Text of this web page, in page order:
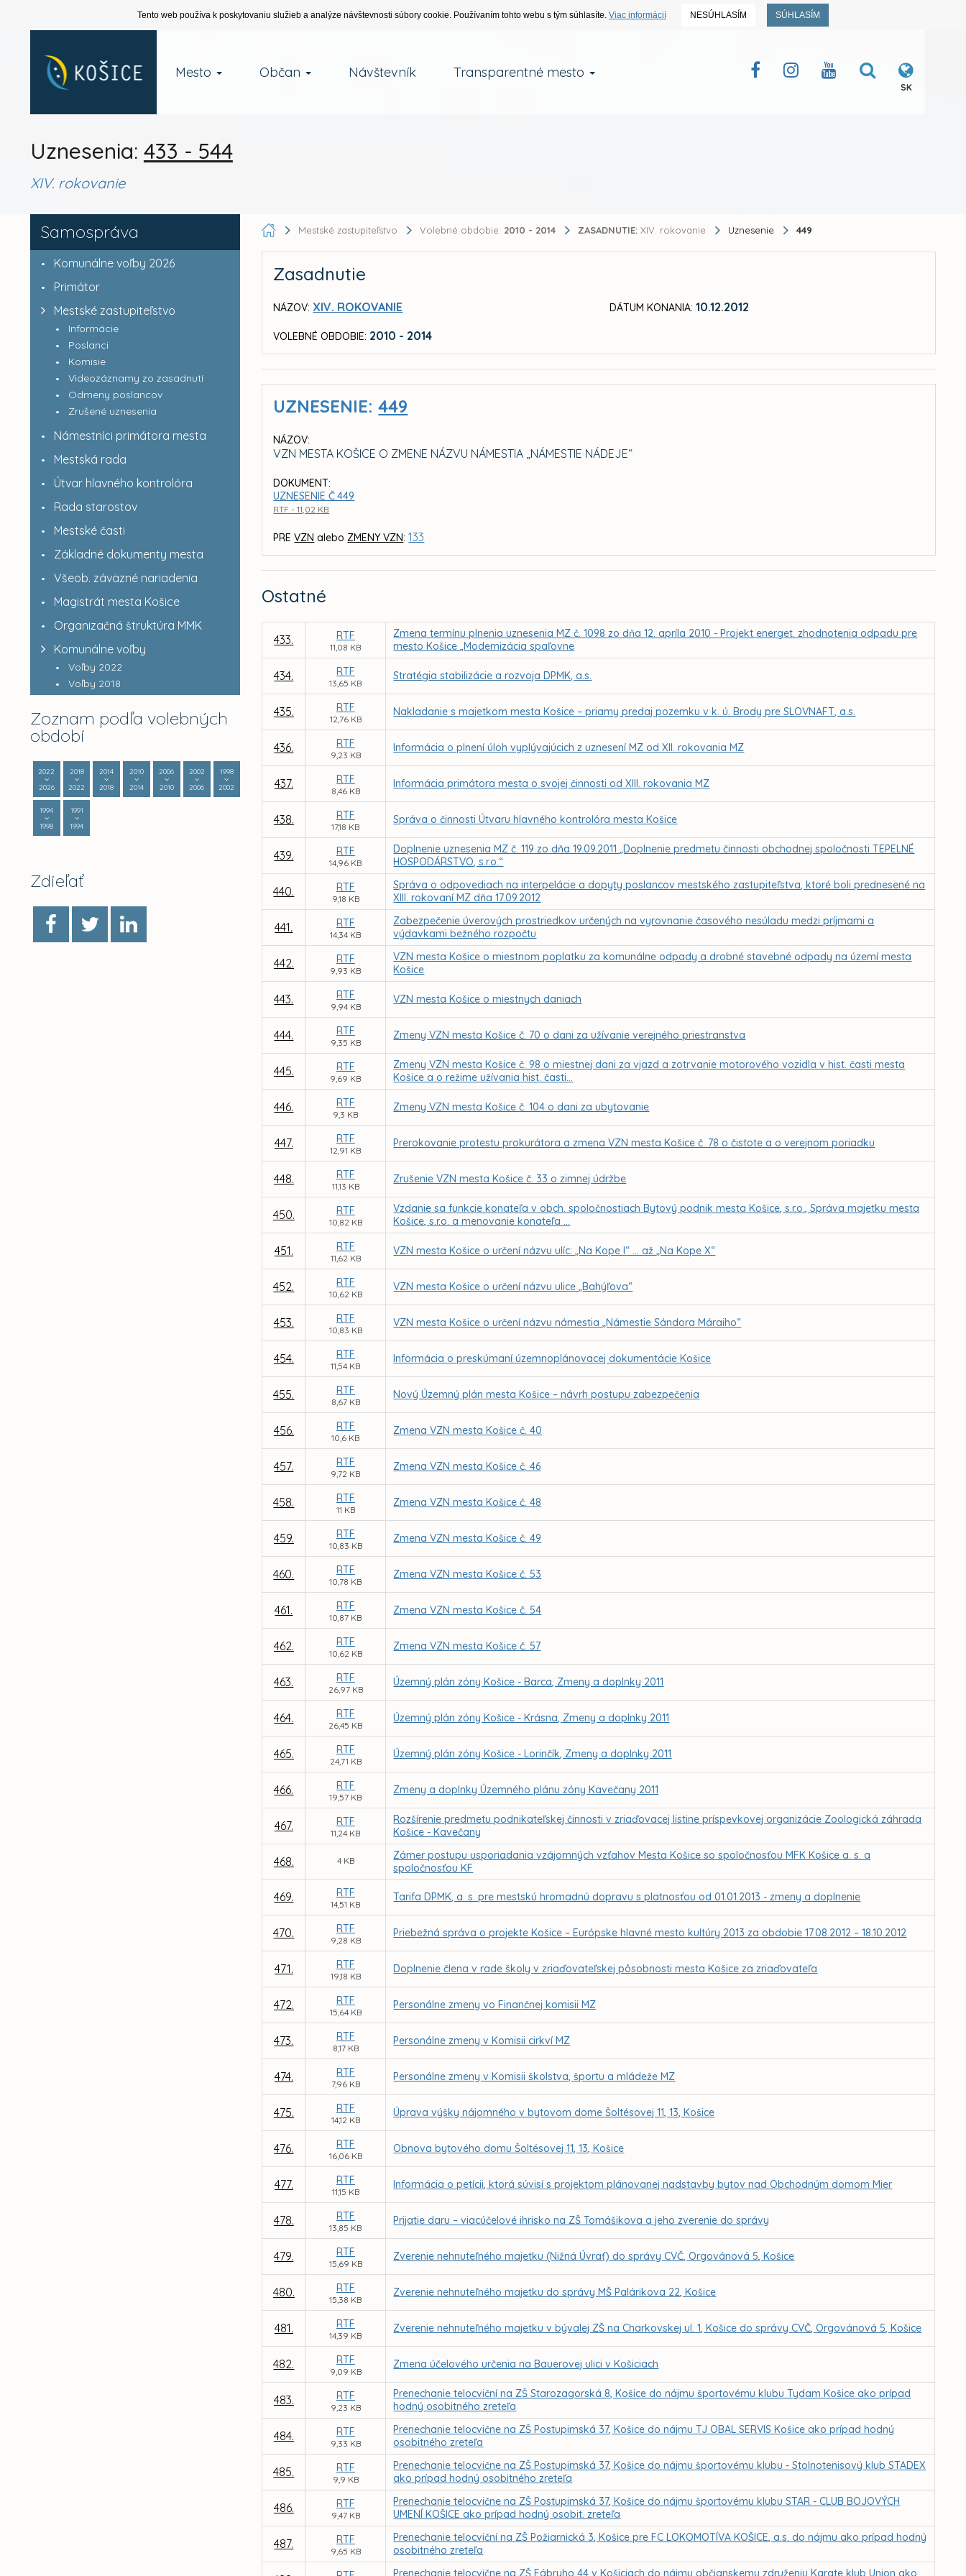
Tento web používa k poskytovaniu služieb a analýze návštevnosti súbory cookie. Používaním tohto webu s tým súhlasíte. Viac informácií NESÚHLASÍM SÚHLASÍM
Mesto Občan Návštevník Transparentné mesto
SK
Uznesenia: 433 - 544
XIV. rokovanie
Samospráva
Komunálne voľby 2026
Primátor
Mestské zastupiteľstvo
Informácie
Poslanci
Komisie
Videozáznamy zo zasadnutí
Odmeny poslancov
Zrušené uznesenia
Námestníci primátora mesta
Mestská rada
Útvar hlavného kontrolóra
Rada starostov
Mestské časti
Základné dokumenty mesta
Všeob. záväzné nariadenia
Magistrát mesta Košice
Organizačná štruktúra MMK
Komunálne voľby
Voľby 2022
Voľby 2018
Zoznam podľa volebných
období
2022
2026
2018
2022
2014
2018
2010
2014
2006
2010
2002
2006
1998
2002
1994
1998
1991
1994
Zdieľať
Mestské zastupiteľstvo Volebné obdobie: 2010 - 2014 ZASADNUTIE: XIV. rokovanie Uznesenie 449
Zasadnutie
NÁZOV: XIV. ROKOVANIE
VOLEBNÉ OBDOBIE: 2010 - 2014
DÁTUM KONANIA: 10.12.2012
UZNESENIE:449
NÁZOV:
VZN MESTA KOŠICE O ZMENE NÁZVU NÁMESTIA „NÁMESTIE NÁDEJE“
DOKUMENT:
UZNESENIE Č.449
RTF - 11,02 KB
PREVZN aleboZMENY VZN: 133
Ostatné
433. RTF
11,08 KB
Zmena termínu plnenia uznesenia MZ č. 1098 zo dňa 12. apríla 2010 - Projekt energet. zhodnotenia odpadu pre
mesto Košice „Modernizácia spaľovne
434. RTF
13,65 KB
Stratégia stabilizácie a rozvoja DPMK, a.s.
435. RTF
12,76 KB
Nakladanie s majetkom mesta Košice – priamy predaj pozemku v k. ú. Brody pre SLOVNAFT, a.s.
436. RTF
9,23 KB
Informácia o plnení úloh vyplývajúcich z uznesení MZ od XII. rokovania MZ
437. RTF
8,46 KB
Informácia primátora mesta o svojej činnosti od XIII. rokovania MZ
438. RTF
17,18 KB
Správa o činnosti Útvaru hlavného kontrolóra mesta Košice
439. RTF
14,96 KB
Doplnenie uznesenia MZ č. 119 zo dňa 19.09.2011 „Doplnenie predmetu činnosti obchodnej spoločnosti TEPELNÉ
HOSPODÁRSTVO, s.r.o.“
440. RTF
9,18 KB
Správa o odpovediach na interpelácie a dopyty poslancov mestského zastupiteľstva, ktoré boli prednesené na
XIII. rokovaní MZ dňa 17.09.2012
441. RTF
14,34 KB
Zabezpečenie úverových prostriedkov určených na vyrovnanie časového nesúladu medzi príjmami a
výdavkami bežného rozpočtu
442. RTF
9,93 KB
VZN mesta Košice o miestnom poplatku za komunálne odpady a drobné stavebné odpady na území mesta
Košice
443. RTF
9,94 KB
VZN mesta Košice o miestnych daniach
444. RTF
9,35 KB
Zmeny VZN mesta Košice č. 70 o dani za užívanie verejného priestranstva
445. RTF
9,69 KB
Zmeny VZN mesta Košice č. 98 o miestnej dani za vjazd a zotrvanie motorového vozidla v hist. časti mesta
Košice a o režime užívania hist. časti...
446. RTF
9,3 KB
Zmeny VZN mesta Košice č. 104 o dani za ubytovanie
447. RTF
12,91 KB
Prerokovanie protestu prokurátora a zmena VZN mesta Košice č. 78 o čistote a o verejnom poriadku
448. RTF
11,13 KB
Zrušenie VZN mesta Košice č. 33 o zimnej údržbe
450. RTF
10,82 KB
Vzdanie sa funkcie konateľa v obch. spoločnostiach Bytový podnik mesta Košice, s.r.o., Správa majetku mesta
Košice, s.r.o. a menovanie konateľa ...
451. RTF
11,62 KB
VZN mesta Košice o určení názvu ulíc: „Na Kope I“ ... až „Na Kope X“
452. RTF
10,62 KB
VZN mesta Košice o určení názvu ulice „Bahýľova“
453. RTF
10,83 KB
VZN mesta Košice o určení názvu námestia „Námestie Sándora Máraiho“
454. RTF
11,54 KB
Informácia o preskúmaní územnoplánovacej dokumentácie Košice
455. RTF
8,67 KB
Nový Územný plán mesta Košice – návrh postupu zabezpečenia
456. RTF
10,6 KB
Zmena VZN mesta Košice č. 40
457. RTF
9,72 KB
Zmena VZN mesta Košice č. 46
458. RTF
11 KB
Zmena VZN mesta Košice č. 48
459. RTF
10,83 KB
Zmena VZN mesta Košice č. 49
460. RTF
10,78 KB
Zmena VZN mesta Košice č. 53
461. RTF
10,87 KB
Zmena VZN mesta Košice č. 54
462. RTF
10,62 KB
Zmena VZN mesta Košice č. 57
463. RTF
26,97 KB
Územný plán zóny Košice - Barca, Zmeny a doplnky 2011
464. RTF
26,45 KB
Územný plán zóny Košice - Krásna, Zmeny a doplnky 2011
465. RTF
24,71 KB
Územný plán zóny Košice - Lorinčík, Zmeny a doplnky 2011
466. RTF
19,57 KB
Zmeny a doplnky Územného plánu zóny Kavečany 2011
467. RTF
11,24 KB
Rozšírenie predmetu podnikateľskej činnosti v zriaďovacej listine príspevkovej organizácie Zoologická záhrada
Košice - Kavečany
468. 4 KB
Zámer postupu usporiadania vzájomných vzťahov Mesta Košice so spoločnosťou MFK Košice a. s. a
spoločnosťou KF
469. RTF
14,51 KB
Tarifa DPMK, a. s. pre mestskú hromadnú dopravu s platnosťou od 01.01.2013 - zmeny a doplnenie
470. RTF
9,28 KB
Priebežná správa o projekte Košice – Európske hlavné mesto kultúry 2013 za obdobie 17.08.2012 – 18.10.2012
471. RTF
19,18 KB
Doplnenie člena v rade školy v zriaďovateľskej pôsobnosti mesta Košice za zriaďovateľa
472. RTF
15,64 KB
Personálne zmeny vo Finančnej komisii MZ
473. RTF
8,17 KB
Personálne zmeny v Komisii cirkví MZ
474. RTF
7,96 KB
Personálne zmeny v Komisii školstva, športu a mládeže MZ
475. RTF
14,12 KB
Úprava výšky nájomného v bytovom dome Šoltésovej 11, 13, Košice
476. RTF
16,06 KB
Obnova bytového domu Šoltésovej 11, 13, Košice
477. RTF
11,15 KB
Informácia o petícii, ktorá súvisí s projektom plánovanej nadstavby bytov nad Obchodným domom Mier
478. RTF
13,85 KB
Prijatie daru – viacúčelové ihrisko na ZŠ Tomášikova a jeho zverenie do správy
479. RTF
15,69 KB
Zverenie nehnuteľného majetku (Nižná Úvrať) do správy CVČ, Orgovánová 5, Košice
480. RTF
15,38 KB
Zverenie nehnuteľného majetku do správy MŠ Palárikova 22, Košice
481. RTF
14,39 KB
Zverenie nehnuteľného majetku v bývalej ZŠ na Charkovskej ul. 1, Košice do správy CVČ, Orgovánová 5, Košice
482. RTF
9,09 KB
Zmena účelového určenia na Bauerovej ulici v Košiciach
483. RTF
9,23 KB
Prenechanie telocviční na ZŠ Starozagorská 8, Košice do nájmu športovému klubu Tydam Košice ako prípad
hodný osobitného zreteľa
484. RTF
9,33 KB
Prenechanie telocvične na ZŠ Postupimská 37, Košice do nájmu TJ OBAL SERVIS Košice ako prípad hodný
osobitného zreteľa
485. RTF
9,9 KB
Prenechanie telocvične na ZŠ Postupimská 37, Košice do nájmu športovému klubu - Stolnotenisový klub STADEX
ako prípad hodný osobitného zreteľa
486. RTF
9,47 KB
Prenechanie telocvične na ZŠ Postupimská 37, Košice do nájmu športovému klubu STAR - CLUB BOJOVÝCH
UMENÍ KOŠICE ako prípad hodný osobit. zreteľa
487. RTF
9,65 KB
Prenechanie telocviční na ZŠ Požiarnická 3, Košice pre FC LOKOMOTÍVA KOŠICE, a.s. do nájmu ako prípad hodný
osobitného zreteľa
Prenechanie telocvične na ZŠ Fábryho 44 v Košiciach do nájmu občianskemu združeniu Karate klub Union ako